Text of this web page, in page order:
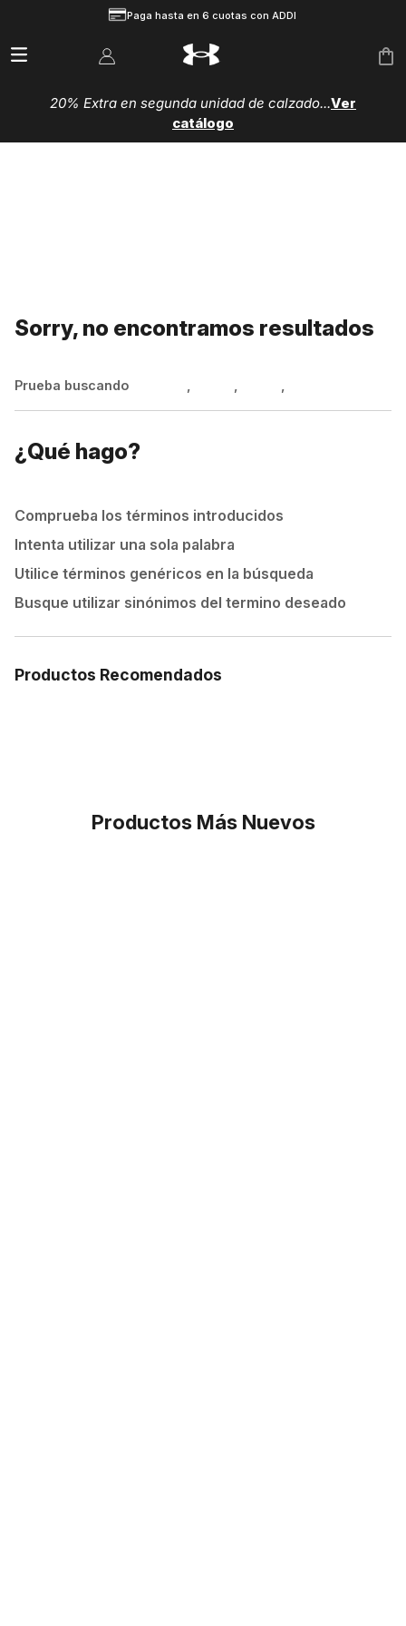
Paga hasta en 6 cuotas con ADDI
20% Extra en segunda unidad de calzado...Ver
catálogo
Sorry, no encontramos resultados
Prueba buscando , , ,
¿Qué hago?
Comprueba los términos introducidos
Intenta utilizar una sola palabra
Utilice términos genéricos en la búsqueda
Busque utilizar sinónimos del termino deseado
Productos Recomendados
Productos Más Nuevos